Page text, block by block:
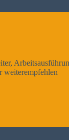
und sehr